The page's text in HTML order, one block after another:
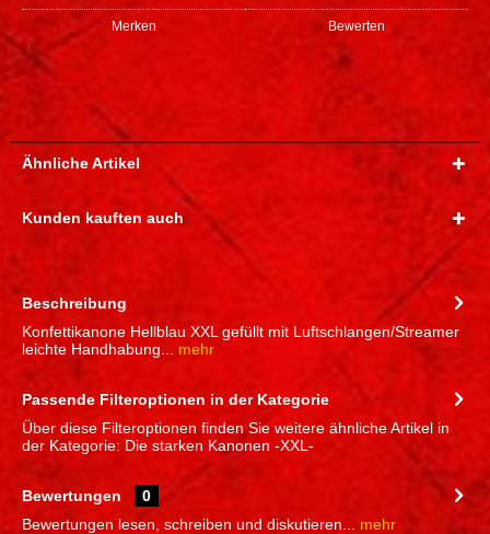
Merken Bewerten
Ähnliche Artikel
Kunden kauften auch
Beschreibung
Konfettikanone Hellblau XXL gefüllt mit Luftschlangen/Streamer
leichte Handhabung...
mehr
Passende Filteroptionen in der Kategorie
Über diese Filteroptionen finden Sie weitere ähnliche Artikel in
der Kategorie: Die starken Kanonen -XXL-
Bewertungen
0
Bewertungen lesen, schreiben und diskutieren...
mehr